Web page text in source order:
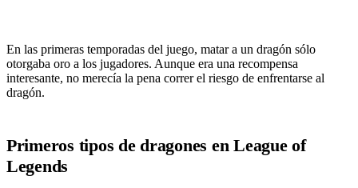
En las primeras temporadas del juego, matar a un dragón sólo
otorgaba oro a los jugadores. Aunque era una recompensa
interesante, no merecía la pena correr el riesgo de enfrentarse al
dragón.
Primeros tipos de dragones en League of
Legends